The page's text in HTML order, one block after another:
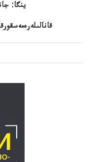
ينگا: